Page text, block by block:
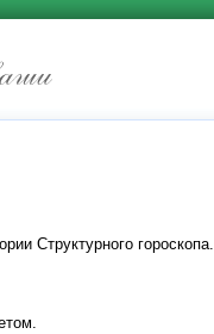
Структурного гороскопа.